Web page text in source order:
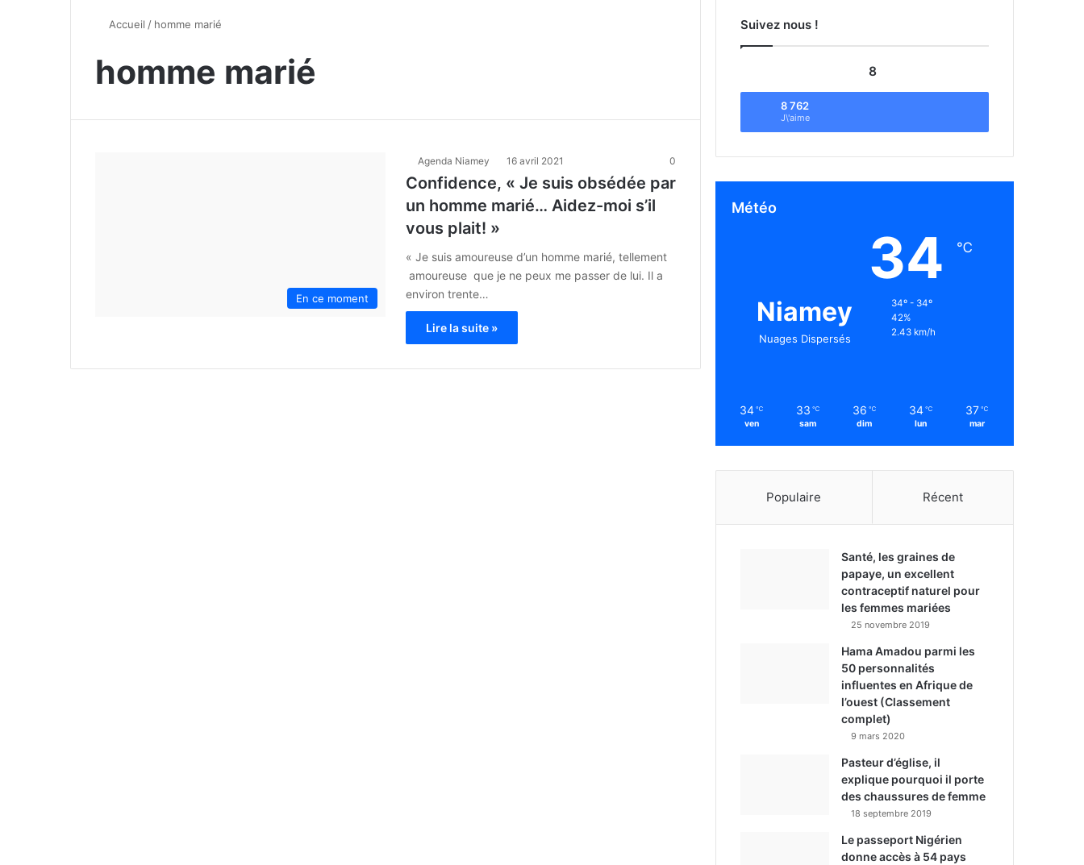
Accueil / homme marié
homme marié
En ce moment
Agenda Niamey 16 avril 2021 0
Confidence, « Je suis obsédée par
un homme marié… Aidez-moi s’il
vous plait! »
« Je suis amoureuse d’un homme marié, tellement
amoureuse que je ne peux me passer de lui. Il a
environ trente…
Lire la suite »
Suivez nous !
8
8 762
J\'aime
Météo
Niamey
Nuages Dispersés
34 ℃
34º - 34º
42%
2.43 km/h
34 ℃
ven
33 ℃
sam
36 ℃
dim
34 ℃
lun
37 ℃
mar
Populaire Récent
Santé, les graines de
papaye, un excellent
contraceptif naturel pour
les femmes mariées
25 novembre 2019
Hama Amadou parmi les
50 personnalités
influentes en Afrique de
l’ouest (Classement
complet)
9 mars 2020
Pasteur d’église, il
explique pourquoi il porte
des chaussures de femme
18 septembre 2019
Le passeport Nigérien
donne accès à 54 pays